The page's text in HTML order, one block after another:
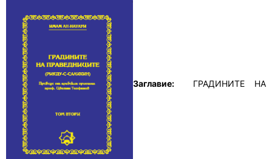
Заглавие: ГРАДИНИТЕ НА